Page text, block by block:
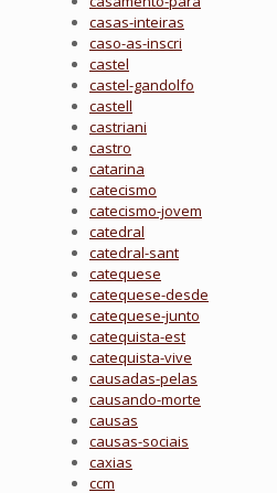
casas-inteiras
caso-as-inscri
castel
castel-gandolfo
castell
castriani
castro
catarina
catecismo
catecismo-jovem
catedral
catedral-sant
catequese
catequese-desde
catequese-junto
catequista-est
catequista-vive
causadas-pelas
causando-morte
causas
causas-sociais
caxias
ccm